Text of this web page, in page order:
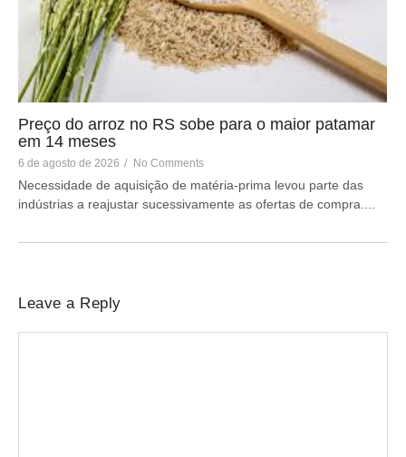
Preço do arroz no RS sobe para o maior patamar
em 14 meses
6 de agosto de 2026 / No Comments
Necessidade de aquisição de matéria-prima levou parte das
indústrias a reajustar sucessivamente as ofertas de compra....
Leave a Reply